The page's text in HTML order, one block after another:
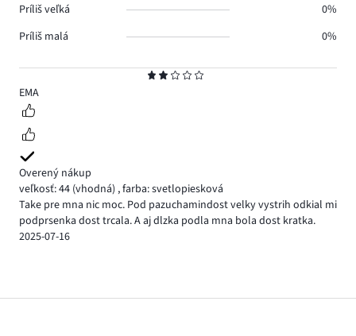
2
EMA
Overený nákup
veľkosť: 44 (vhodná) ,farba: svetlopiesková
Take pre mna nic moc. Pod pazuchamindost velky vystrih odkial mi
podprsenka dost trcala. A aj dlzka podla mna bola dost kratka.
2025-07-16
Príliš veľká
0%
Príliš malá
0%